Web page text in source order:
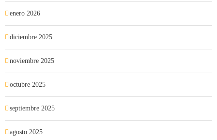
enero 2026
diciembre 2025
noviembre 2025
octubre 2025
septiembre 2025
agosto 2025